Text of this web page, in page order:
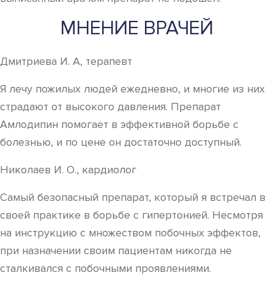
МНЕНИЕ ВРАЧЕЙ
Дмитриева И. А, терапевт
Я лечу пожилых людей ежедневно, и многие из них
страдают от высокого давления. Препарат
Амлодипин помогает в эффективной борьбе с
болезнью, и по цене он достаточно доступный.
Николаев И. О., кардиолог
Самый безопасный препарат, который я встречал в
своей практике в борьбе с гипертонией. Несмотря
на инструкцию с множеством побочных эффектов,
при назначении своим пациентам никогда не
сталкивался с побочными проявлениями.